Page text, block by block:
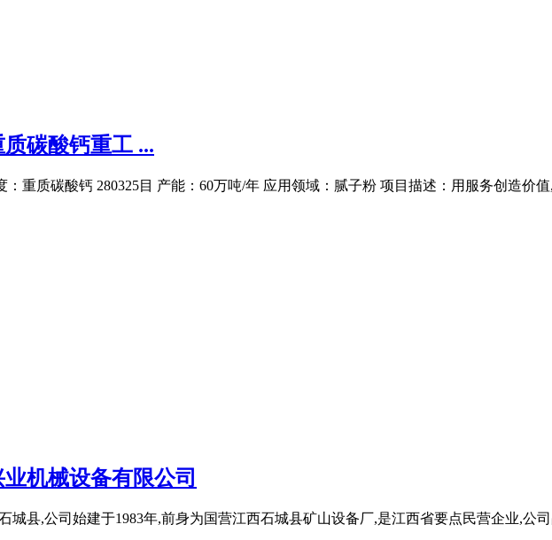
碳酸钙重工 ...
重质碳酸钙 280325目 产能：60万吨/年 应用领域：腻子粉 项目描述：用服务创造价
机械设备有限公司
县,公司始建于1983年,前身为国营江西石城县矿山设备厂,是江西省要点民营企业,公